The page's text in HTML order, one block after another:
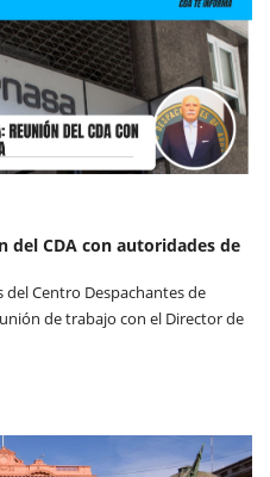
del CDA con autoridades de
del Centro Despachantes de
de trabajo con el Director de